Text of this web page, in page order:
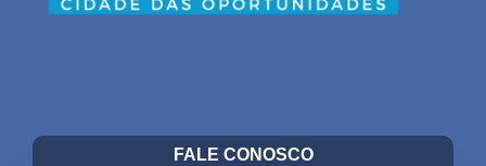
FALE CONOSCO